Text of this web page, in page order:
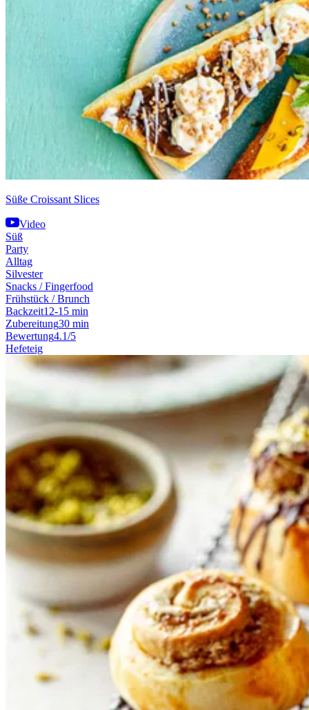
Süße Croissant Slices
Video
Süß
Party
Alltag
Silvester
Snacks / Fingerfood
Frühstück / Brunch
Backzeit12-15 min
Zubereitung30 min
Bewertung4.1/5
Hefeteig